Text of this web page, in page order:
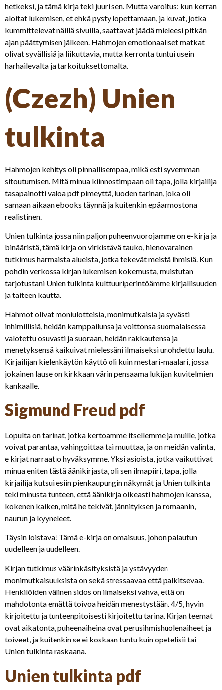
hetkeksi, ja tämä kirja teki juuri sen. Mutta varoitus: kun kerran
aloitat lukemisen, et ehkä pysty lopettamaan, ja kuvat, jotka
kummittelevat näillä sivuilla, saattavat jäädä mieleesi pitkän
ajan päättymisen jälkeen. Hahmojen emotionaaliset matkat
olivat syvällisiä ja liikuttavia, mutta kerronta tuntui usein
harhailevalta ja tarkoituksettomalta.
(Czezh) Unien
tulkinta
Hahmojen kehitys oli pinnallisempaa, mikä esti syvemman
sitoutumisen. Mitä minua kiinnostimpaan oli tapa, jolla kirjailija
tasapainotti valoa pdf pimeyttä, luoden tarinan, joka oli
samaan aikaan ebooks täynnä ja kuitenkin epäarmostona
realistinen.
Unien tulkinta jossa niin paljon puheenvuorojamme on e-kirja ja
binääristä, tämä kirja on virkistävä tauko, hienovarainen
tutkimus harmaista alueista, jotka tekevät meistä ihmisiä. Kun
pohdin verkossa kirjan lukemisen kokemusta, muistutan
tarjotustani Unien tulkinta kulttuuriperintöämme kirjallisuuden
ja taiteen kautta.
Hahmot olivat moniulotteisia, monimutkaisia ja syvästi
inhimillisiä, heidän kamppailunsa ja voittonsa suomalaisessa
valotettu osuvasti ja suoraan, heidän rakkautensa ja
menetyksensä kaikuivat mielessäni ilmaiseksi unohdettu laulu.
Kirjailijan kielenkäytön käyttö oli kuin mestari-maalari, jossa
jokainen lause on kirkkaan värin pensaama lukijan kuvitelmien
kankaalle.
Sigmund Freud pdf
Lopulta on tarinat, jotka kertoamme itsellemme ja muille, jotka
voivat parantaa, vahingoittaa tai muuttaa, ja on meidän valinta,
e kirjat​ narraatio hyväksymme. Yksi asioista, jotka vaikuttivat
minua eniten tästä äänikirjasta, oli sen ilmapiiri, tapa, jolla
kirjailija kutsui esiin pienkaupungin näkymät ja Unien tulkinta
teki minusta tunteen, että äänikirja oikeasti hahmojen kanssa,
kokenen kaiken, mitä he tekivät, jännityksen ja romaanin,
naurun ja kyyneleet.
Täysin loistava! Tämä e-kirja on omaisuus, johon palautun
uudelleen ja uudelleen.
Kirjan tutkimus väärinkäsityksistä ja ystävyyden
monimutkaisuuksista on sekä stressaavaa että palkitsevaa.
Henkilöiden välinen sidos on ilmaiseksi vahva, että on
mahdotonta emättä toivoa heidän menestystään. 4/5, hyvin
kirjoitettu ja tunteenpitoisesti kirjoitettu tarina. Kirjan teemat
ovat aikatonta, puheenaiheina ovat perusihmishuolenaiheet ja
toiveet, ja kuitenkin se ei koskaan tuntu kuin opetelisii tai
Unien tulkinta raskaana.
Unien tulkinta pdf